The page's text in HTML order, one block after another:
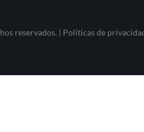
reservados. | Politicas de